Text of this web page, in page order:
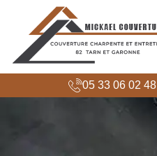
05 33 06 02 48